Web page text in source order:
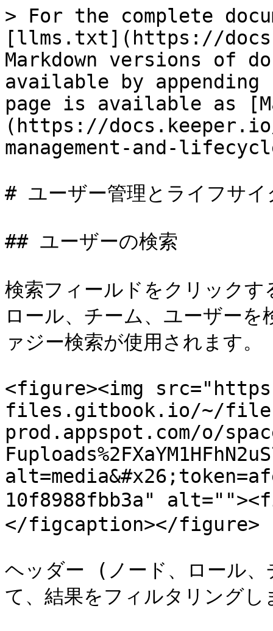
> For the complete
[llms.txt](https://
Markdown versions of
available by
page is available as
(https://
management-and-
# ユーザー管理とライフサイ
## ユーザーの検索
検索フィールドをクリック
ロール、チーム、ユーザー
ァジー検索が使用されます。
<figure><img
files.gitbook.io/~/
prod.appspot.com/o/
10f8988fbb3a"
</figcaption></figure>
ヘッダー (ノード、ロール
て、結果をフィルタリングし